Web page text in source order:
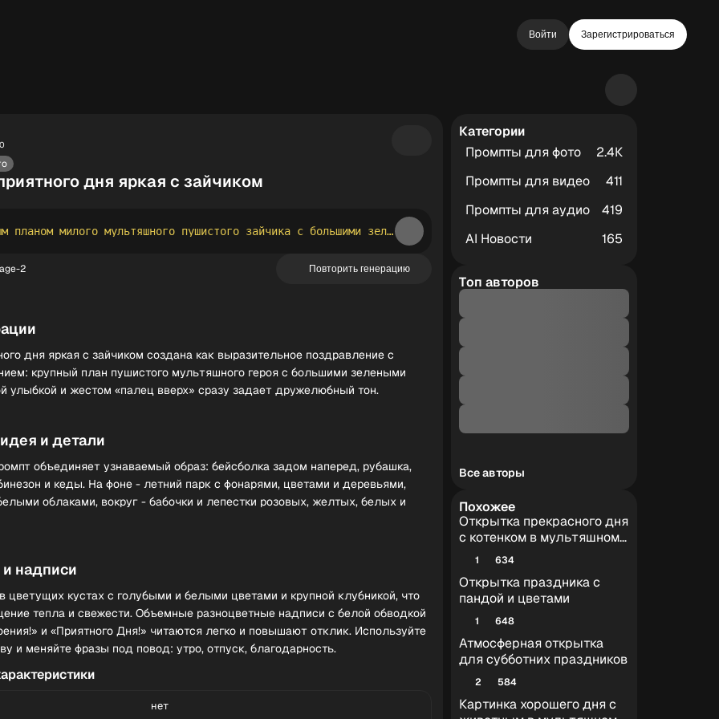
Войти Зарегистрироваться
дня яркая с зайчиком
Создай крупным планом милого мультяшного пушистого зайчика с большими зелёными глазами и широкой улыбкой. Детали персонажа на голове бейсболка,надетая задом наперёд; одет в рубашку,в джинсовом комбинезоне, кеды; правой лапкой показывает жест «палец вверх». Окружение: на заднем плане летний парк с уличными фонарями с цветами и деревья,голубое небо с пушистыми белыми облаками, вокруг летают разноцветные бабочки и лепестки цветов (розовые, жёлтые, белые, синие); внизу — тропинка, окружённая цветущими кустами с голубыми и белыми цветами, а также крупными ягодами клубники. В верхней и нижней части изображения размести объемные надписи из разноцветных букв (розовый, голубой, желтый, зеленый) с белой обводкой, украшенные цветами и листьями: сверху — «Летнего Настроения!», снизу — «Приятного Дня!».
2 Повторить генерацию
дня яркая с зайчиком создана как выразительное поздравление с
крупный план пушистого мультяшного героя с большими зелеными
улыбкой и жестом «палец вверх» сразу задает дружелюбный тон.
и детали
объединяет узнаваемый образ: бейсболка задом наперед, рубашка,
и кеды. На фоне - летний парк с фонарями, цветами и деревьями,
облаками, вокруг - бабочки и лепестки розовых, желтых, белых и
надписи
цветущих кустах с голубыми и белыми цветами и крупной клубникой, что
тепла и свежести. Объемные разноцветные надписи с белой обводкой
и «Приятного Дня!» читаются легко и повышают отклик. Используйте
и меняйте фразы под повод: утро, отпуск, благодарность.
нет
Категории
Промпты для фото
2.4К
Промпты для видео
411
Промпты для аудио
419
AI Новости
165
Топ авторов
Все авторы
Похожее
Открытка прекрасного дня
с котенком в мультяшном
стиле
1 634
Открытка праздника с
пандой и цветами
1 648
Атмосферная открытка
для субботних праздников
2 584
Картинка хорошего дня с